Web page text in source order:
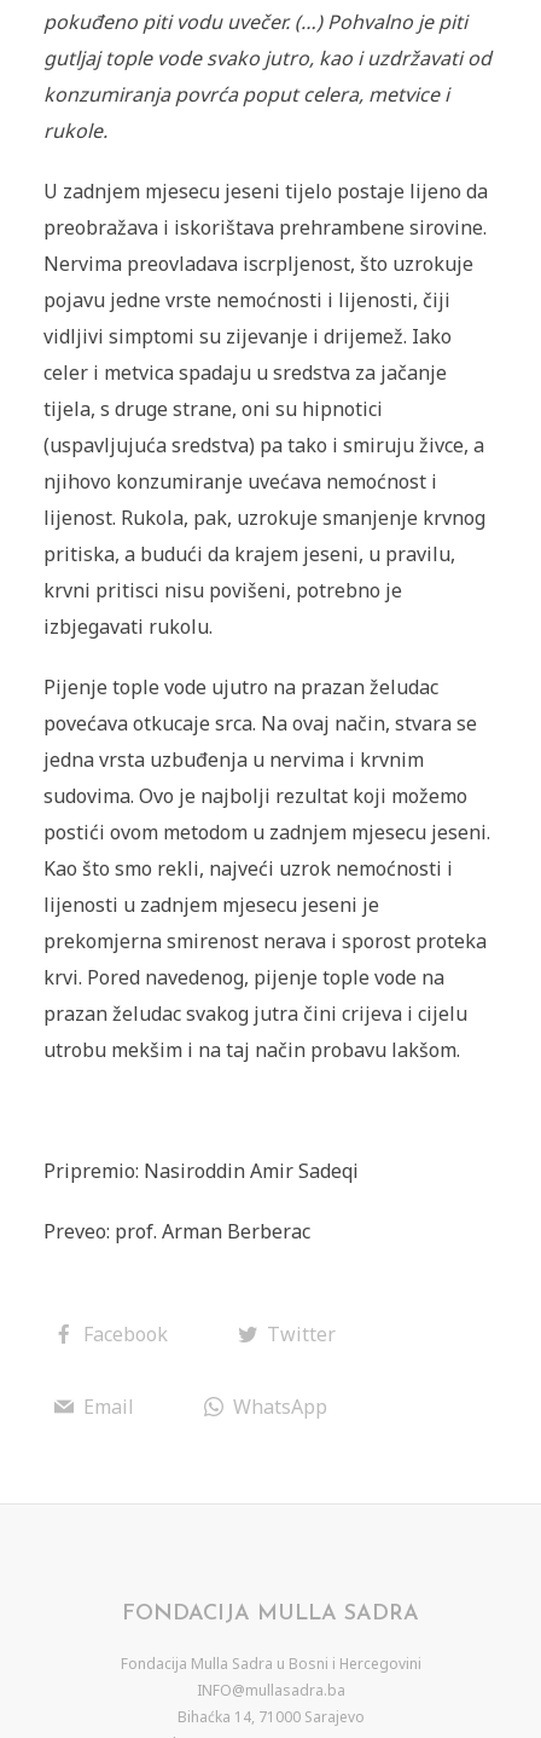
pokuđeno piti vodu uvečer. (…) Pohvalno je piti
gutljaj tople vode svako jutro, kao i uzdržavati od
konzumiranja povrća poput celera, metvice i
rukole.
U zadnjem mjesecu jeseni tijelo postaje lijeno da
preobražava i iskorištava prehrambene sirovine.
Nervima preovladava iscrpljenost, što uzrokuje
pojavu jedne vrste nemoćnosti i lijenosti, čiji
vidljivi simptomi su zijevanje i drijemež. Iako
celer i metvica spadaju u sredstva za jačanje
tijela, s druge strane, oni su hipnotici
(uspavljujuća sredstva) pa tako i smiruju živce, a
njihovo konzumiranje uvećava nemoćnost i
lijenost. Rukola, pak, uzrokuje smanjenje krvnog
pritiska, a budući da krajem jeseni, u pravilu,
krvni pritisci nisu povišeni, potrebno je
izbjegavati rukolu.
Pijenje tople vode ujutro na prazan želudac
povećava otkucaje srca. Na ovaj način, stvara se
jedna vrsta uzbuđenja u nervima i krvnim
sudovima. Ovo je najbolji rezultat koji možemo
postići ovom metodom u zadnjem mjesecu jeseni.
Kao što smo rekli, najveći uzrok nemoćnosti i
lijenosti u zadnjem mjesecu jeseni je
prekomjerna smirenost nerava i sporost proteka
krvi. Pored navedenog, pijenje tople vode na
prazan želudac svakog jutra čini crijeva i cijelu
utrobu mekšim i na taj način probavu lakšom.
Pripremio: Nasiroddin Amir Sadeqi
Preveo: prof. Arman Berberac
Facebook Twitter
Email WhatsApp
FONDACIJA MULLA SADRA
Fondacija Mulla Sadra u Bosni i Hercegovini
INFO@mullasadra.ba
Bihaćka 14, 71000 Sarajevo